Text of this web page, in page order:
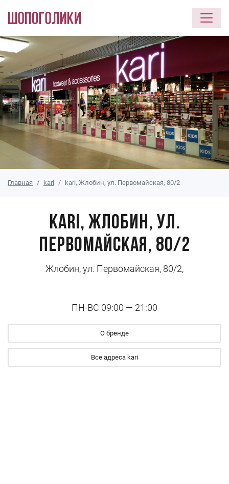
Перейти к основному содержанию
Главная kari kari, Жлобин, ул. Первомайская, 80/2
kari, Жлобин, ул.
Первомайская, 80/2
Жлобин, ул. Первомайская, 80/2,
ПН-ВС 09:00 — 21:00
О бренде
Все адреса kari